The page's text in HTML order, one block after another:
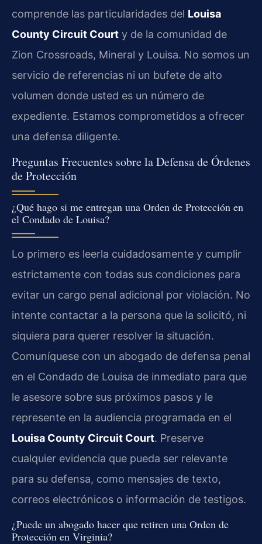
comprende las particularidades del Louisa
County Circuit Court y de la comunidad de
Zion Crossroads, Mineral y Louisa. No somos un
servicio de referencias ni un bufete de alto
volumen donde usted es un número de
expediente. Estamos comprometidos a ofrecer
una defensa diligente.
Preguntas Frecuentes sobre la Defensa de Órdenes
de Protección
¿Qué hago si me entregan una Orden de Protección en
el Condado de Louisa?
Lo primero es leerla cuidadosamente y cumplir
estrictamente con todas sus condiciones para
evitar un cargo penal adicional por violación. No
intente contactar a la persona que la solicitó, ni
siquiera para querer resolver la situación.
Comuníquese con un abogado de defensa penal
en el Condado de Louisa de inmediato para que
le asesore sobre sus próximos pasos y le
represente en la audiencia programada en el
Louisa County Circuit Court. Preserve
cualquier evidencia que pueda ser relevante
para su defensa, como mensajes de texto,
correos electrónicos o información de testigos.
¿Puede un abogado hacer que retiren una Orden de
Protección en Virginia?